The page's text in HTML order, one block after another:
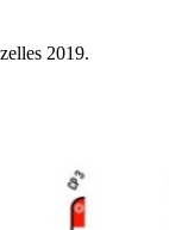
2019.